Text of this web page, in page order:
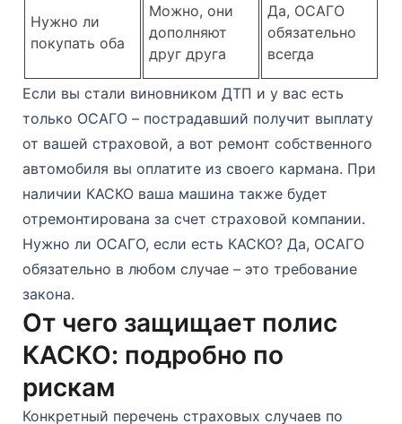
Нужно ли
покупать оба
Можно, они
дополняют
друг друга
Да, ОСАГО
обязательно
всегда
Если вы стали виновником ДТП и у вас есть
только ОСАГО – пострадавший получит выплату
от вашей страховой, а вот ремонт собственного
автомобиля вы оплатите из своего кармана. При
наличии КАСКО ваша машина также будет
отремонтирована за счет страховой компании.
Нужно ли ОСАГО, если есть КАСКО? Да, ОСАГО
обязательно в любом случае – это требование
закона.
От чего защищает полис
КАСКО: подробно по
рискам
Конкретный перечень страховых случаев по